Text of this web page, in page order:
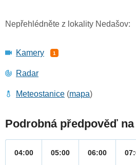
Nepřehlédněte z lokality Nedašov:
Kamery 1
Radar
Meteostanice (mapa)
Podrobná předpověď
04:00 05:00 06:00